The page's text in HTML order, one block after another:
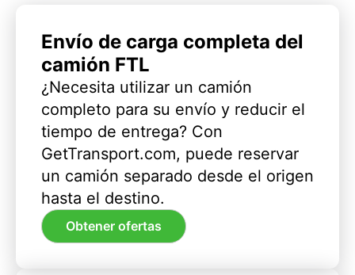
Envío de carga completa del
camión FTL
¿Necesita utilizar un camión
completo para su envío y reducir el
tiempo de entrega? Con
GetTransport.com, puede reservar
un camión separado desde el origen
hasta el destino.
Obtener ofertas